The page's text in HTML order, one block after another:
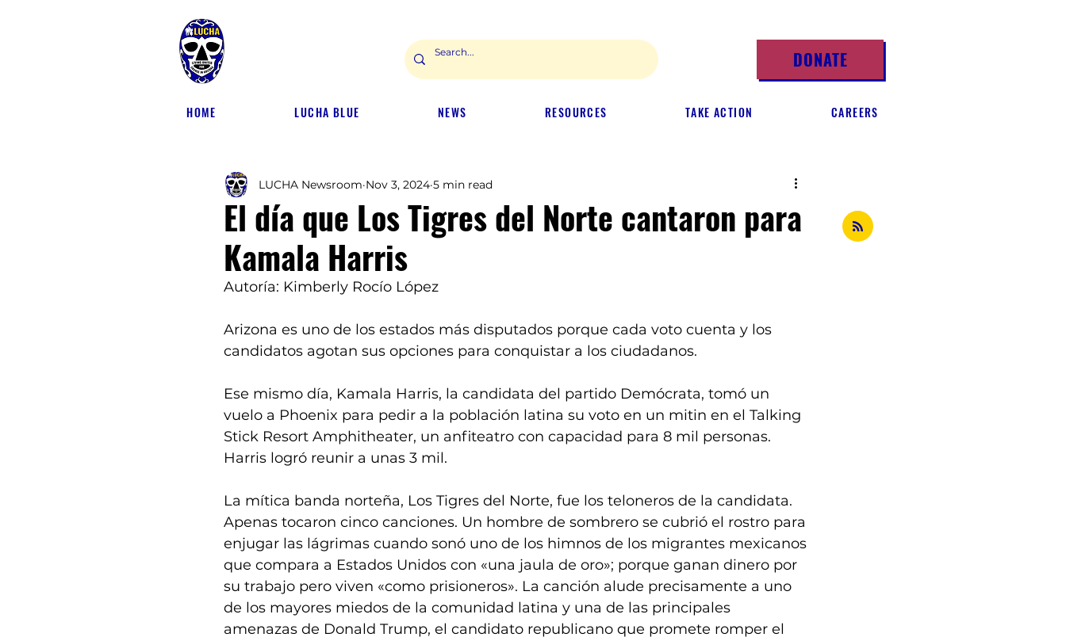
DONATE
HOME LUCHA BLUE NEWS RESOURCES TAKE ACTION CAREERS
El día que Los Tigres del Norte cantaron para
Kamala Harris
LUCHA Newsroom Nov 3, 2024 5 min read
Autoría: Kimberly Rocío López
Arizona es uno de los estados más disputados porque cada voto cuenta y los
candidatos agotan sus opciones para conquistar a los ciudadanos.
Ese mismo día, Kamala Harris, la candidata del partido Demócrata, tomó un
vuelo a Phoenix para pedir a la población latina su voto en un mitin en el Talking
Stick Resort Amphitheater, un anfiteatro con capacidad para 8 mil personas.
Harris logró reunir a unas 3 mil.
La mítica banda norteña, Los Tigres del Norte, fue los teloneros de la candidata.
Apenas tocaron cinco canciones. Un hombre de sombrero se cubrió el rostro para
enjugar las lágrimas cuando sonó uno de los himnos de los migrantes mexicanos
que compara a Estados Unidos con «una jaula de oro»; porque ganan dinero por
su trabajo pero viven «como prisioneros». La canción alude precisamente a uno
de los mayores miedos de la comunidad latina y una de las principales
amenazas de Donald Trump, el candidato republicano que promete romper el